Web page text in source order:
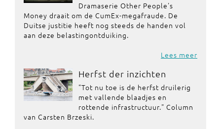
Dramaserie Other People's
Money draait om de CumEx-megafraude. De
Duitse justitie heeft nog steeds de handen vol
aan deze belastingontduiking.
Lees meer
Herfst der inzichten
"Tot nu toe is de herfst druilerig
met vallende blaadjes en
rottende infrastructuur." Column
van Carsten Brzeski.